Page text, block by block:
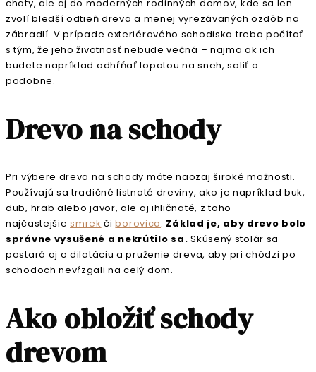
chaty, ale aj do moderných rodinných domov, kde sa len
zvolí bledší odtieň dreva a menej vyrezávaných ozdôb na
zábradlí. V prípade exteriérového schodiska treba počítať
s tým, že jeho životnosť nebude večná – najmä ak ich
budete napríklad odhŕńať lopatou na sneh, soliť a
podobne.
Drevo na schody
Pri výbere dreva na schody máte naozaj široké možnosti.
Používajú sa tradičné listnaté dreviny, ako je napríklad buk,
dub, hrab alebo javor, ale aj ihličnaté, z toho
najčastejšiesmrek čiborovica. Základ je, aby drevo bolo
správne vysušené a nekrútilo sa. Skúsený stolár sa
postará aj o dilatáciu a pruženie dreva, aby pri chôdzi po
schodoch nevŕzgali na celý dom.
Ako obložiť schody
drevom